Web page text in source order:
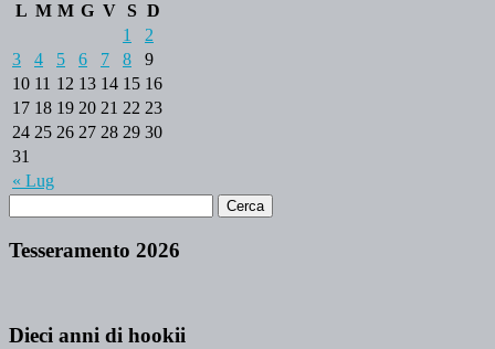
L M M G V S D
« Lug
1
2
3
4 5 6 7 8
9
10 11 12 13 14 15 16
17 18 19 20 21 22 23
24 25 26 27 28 29 30
31
Tesseramento 2026
Dieci anni di hookii